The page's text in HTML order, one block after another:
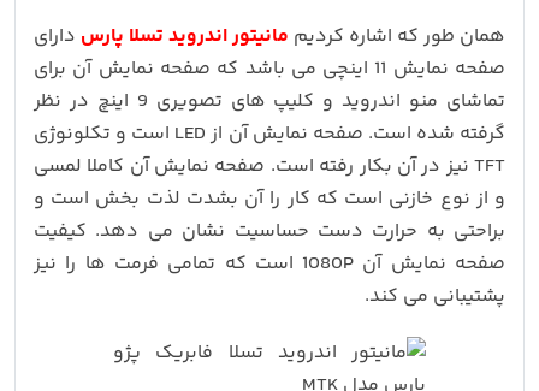
همان طور که اشاره کردیم مانیتور اندروید تسلا پارس دارای
صفحه نمایش 11 اینچی می باشد که صفحه نمایش آن برای
تماشای منو اندروید و کلیپ های تصویری 9 اینچ در نظر
گرفته شده است. صفحه نمایش آن از LED است و تکلونوژی
TFT نیز در آن بکار رفته است. صفحه نمایش آن کاملا لمسی
و از نوع خازنی است که کار را آن بشدت لذت بخش است و
براحتی به حرارت دست حساسیت نشان می دهد. کیفیت
صفحه نمایش آن 1080P است که تمامی فرمت ها را نیز
پشتیبانی می کند.